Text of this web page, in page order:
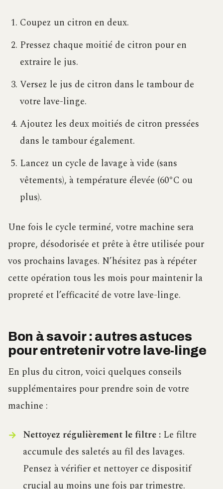
Coupez un citron en deux.
Pressez chaque moitié de citron pour en
extraire le jus.
Versez le jus de citron dans le tambour de
votre lave-linge.
Ajoutez les deux moitiés de citron pressées
dans le tambour également.
Lancez un cycle de lavage à vide (sans
vêtements), à température élevée (60°C ou
plus).
Une fois le cycle terminé, votre machine sera
propre, désodorisée et prête à être utilisée pour
vos prochains lavages. N’hésitez pas à répéter
cette opération tous les mois pour maintenir la
propreté et l’efficacité de votre lave-linge.
Bon à savoir : autres astuces
pour entretenir votre lave-linge
En plus du citron, voici quelques conseils
supplémentaires pour prendre soin de votre
machine :
Nettoyez régulièrement le filtre :Le filtre
accumule des saletés au fil des lavages.
Pensez à vérifier et nettoyer ce dispositif
crucial au moins une fois par trimestre.